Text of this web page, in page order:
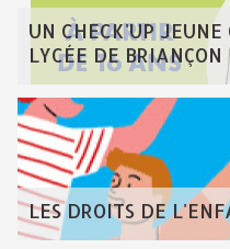
UN CHECK'UP
LYCÉE DE BRIANÇON
LES DROITS DE